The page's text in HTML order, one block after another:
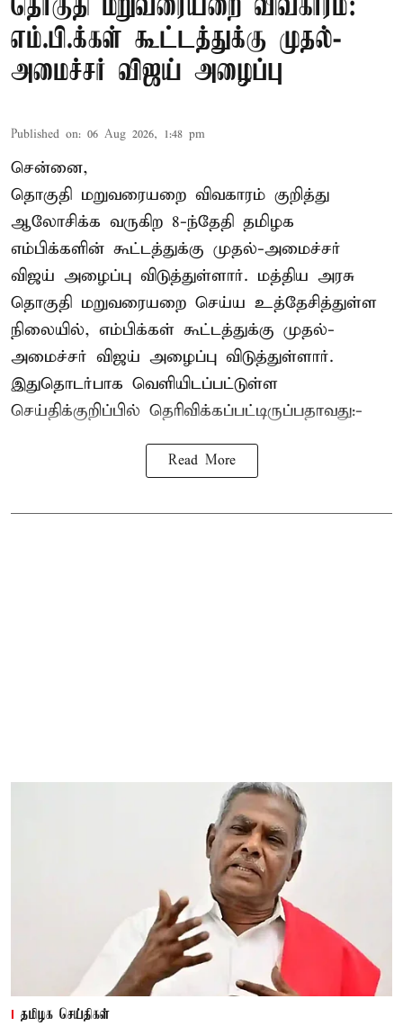
தொகுதி மறுவரையறை விவகாரம்:
எம்.பி.க்கள் கூட்டத்துக்கு முதல்-
அமைச்சர் விஜய் அழைப்பு
Published on: 06 Aug 2026, 1:48 pm
சென்னை,
தொகுதி மறுவரையறை விவகாரம் குறித்து
ஆலோசிக்க வருகிற 8-ந்தேதி தமிழக
எம்பிக்களின் கூட்டத்துக்கு முதல்-அமைச்சர்
விஜய் அழைப்பு விடுத்துள்ளார். மத்திய அரசு
தொகுதி மறுவரையறை செய்ய உத்தேசித்துள்ள
நிலையில், எம்பிக்கள் கூட்டத்துக்கு முதல்-
அமைச்சர் விஜய் அழைப்பு விடுத்துள்ளார்.
இதுதொடர்பாக வெளியிடப்பட்டுள்ள
செய்திக்குறிப்பில் தெரிவிக்கப்பட்டிருப்பதாவது:-
Read More
தமிழக செய்திகள்